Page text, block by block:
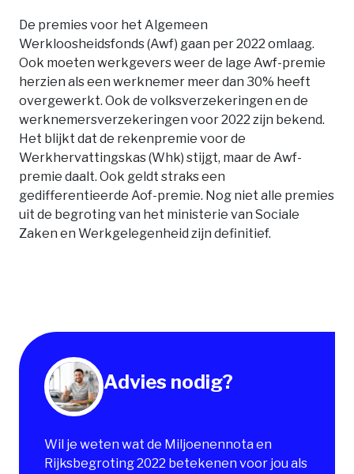
De premies voor het Algemeen
Werkloosheidsfonds (Awf) gaan per 2022 omlaag.
Ook moeten werkgevers weer de lage Awf-premie
herzien als een werknemer meer dan 30% heeft
overgewerkt. Ook de volksverzekeringen en de
werknemersverzekeringen voor 2022 zijn bekend.
Het blijkt dat de rekenpremie voor de
Werkhervattingskas (Whk) stijgt, maar de Awf-
premie daalt. Ook geldt straks een
gedifferentieerde Aof-premie. Nog niet alle premies
uit de begroting van het ministerie van Sociale
Zaken en Werkgelegenheid zijn definitief.
Advies nodig?
Wil je weten wat de Miljoenennota en
Rijksbegroting 2022 betekenen voor jou als